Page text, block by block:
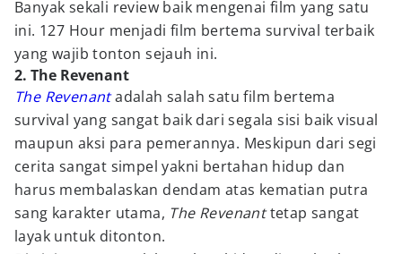
Banyak sekali review baik mengenai film yang satu
ini. 127 Hour menjadi film bertema survival terbaik
yang wajib tonton sejauh ini.
2. The Revenant
The Revenantadalah salah satu film bertema
survival yang sangat baik dari segala sisi baik visual
maupun aksi para pemerannya. Meskipun dari segi
cerita sangat simpel yakni bertahan hidup dan
harus membalaskan dendam atas kematian putra
sang karakter utama, The Revenanttetap sangat
layak untuk ditonton.